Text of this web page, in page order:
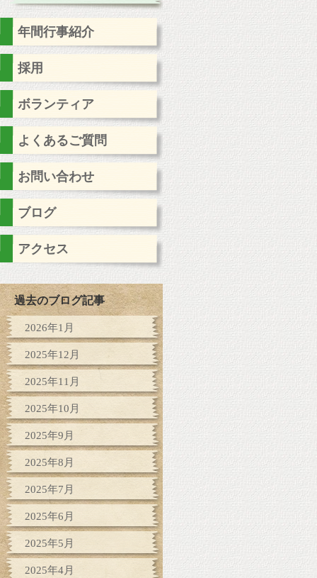
年間行事紹介
採用
ボランティア
よくあるご質問
お問い合わせ
ブログ
アクセス
過去のブログ記事
2026年1月
2025年12月
2025年11月
2025年10月
2025年9月
2025年8月
2025年7月
2025年6月
2025年5月
2025年4月